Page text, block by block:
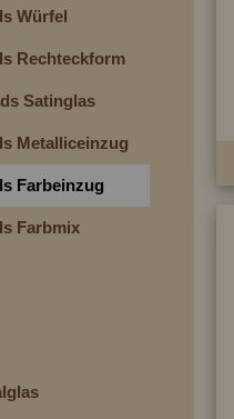
Würfel
Rechteckform
Satinglas
Metalliceinzug
Farbeinzug
Farbmix